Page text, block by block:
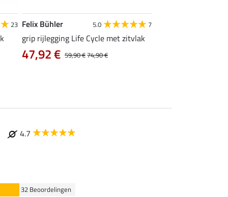
23 Felix Bühler 5.0 7
grip rijlegging Life Cycle met zitvlak
59,90 €74,90 €
47,92 €
4.7
32 Beoordelingen